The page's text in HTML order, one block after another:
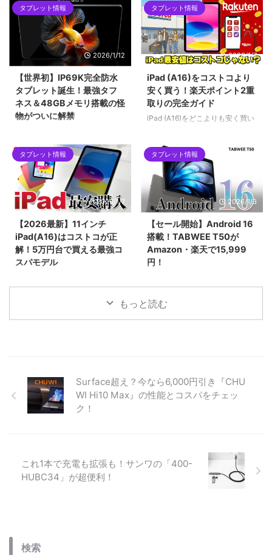
mini Ultra」を紹介します。最新
チップセットのDimensity 9400
をはじめ、2.5Kの144Hzディス
プレイ、100W急速充電など、コ
ンパクトな筐体に詰め込まれた驚
異的なスペックについて解説して
います。ハイエンドな小型タブレ
ットを求めるユーザーにとって、
2026年現在の最有力候補となる1
台です。
Alldocube、Teclast、Headwolf
など、当サイトでも紹介した格安
タブレットが対象となった今回の
騒動を時系列で解説します。迅速
な対応で評価を上げたメーカー
は？手元の「Alldocube iPlay 60
mini pro」を例に、画像付きで対
策アップデートの手順も詳しくご
紹介します。
タブレット情報
2026/1/12
【世界初】IP69K完全防水
タブレット誕生！最強タフ
ネス＆48GBメモリ搭載の怪
物がついに解禁
IP69K完全防水タブレット
「Blackview MEGA 12」。12.2
インチ2.4K液晶、Dimensity
7200、最大48GBメモリ搭載の
フラッグシップ性能を誇りなが
ら、早期割引で299ドルという驚
異のコスパ。キーボードやペンな
ど豪華5大特典が貰える先行販売
セール情報を見逃すな！
タブレット情報
2026/1/7
iPad (A16)をコストコより
安く買う！楽天ポイント2重
取りの完全ガイド
iPad (A16)をどこよりも安く買い
ント2重取りルート」を徹底解説
します。SPU（ポイントアップ）
やお買い物マラソンをフル活用し
て、実質5万円台前半で手に入れ
る具体的な手順や、初心者がハマ
りやすい購入制限の注意点まで網
羅。2026年最新の最安値攻略ガ
イドです。
タブレット情報
2026/1/7
【2026最新】11インチ
iPad(A16)はコストコが正
解！5万円台で買える最強コ
スパモデル
一番売れている「11インチ
iPad（A16チップ搭載）」の価格
の注意点まで詳しく解説します。
タブレット情報
2026/1/3
【セール開始】Android 16
搭載！TABWEE T50が
Amazon・楽天で15,999
円！
最新Android 16と高性能Unisoc
7250チップを搭載したタブレッ
もっと読む
Surface超え？今なら6,000円引き『CHU
WI Hi10 Max』の性能とコスパをチェッ
ク！
これ1本で充電も拡張も！サンワの「400-
HUBC34」が超便利！
検索